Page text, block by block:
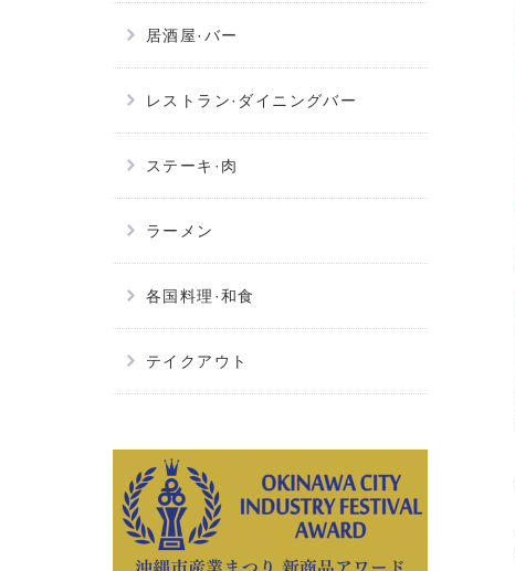
居酒屋·バー
レストラン·ダイニングバー
ステーキ·肉
ラーメン
各国料理·和食
テイクアウト